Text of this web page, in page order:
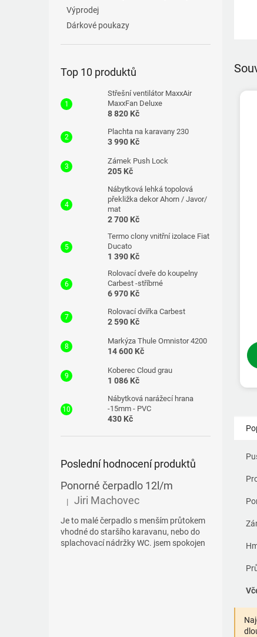
Výprodej
Dárkové poukazy
Top 10 produktů
Střešní ventilátor MaxxAir
MaxxFan Deluxe
8 820 Kč
Plachta na karavany 230
3 990 Kč
Zámek Push Lock
205 Kč
Nábytková lehká topolová
překližka dekor Ahorn / Javor/
mat
2 700 Kč
Termo clony vnitřní izolace Fiat
Ducato
1 390 Kč
Rolovací dveře do koupelny
Carbest -stříbrné
6 970 Kč
Rolovací dvířka Carbest
2 590 Kč
Markýza Thule Omnistor 4200
14 600 Kč
Koberec Cloud grau
1 086 Kč
Nábytková narážecí hrana
-15mm - PVC
430 Kč
Poslední hodnocení produktů
Ponorné čerpadlo 12l/m
Hodnocení produktu je 5 z 5 hvězdiček.
| Jiri Machovec
Je to malé čerpadlo s menším průtokem
vhodné do staršího karavanu, nebo do
splachovací nádržky WC. jsem spokojen